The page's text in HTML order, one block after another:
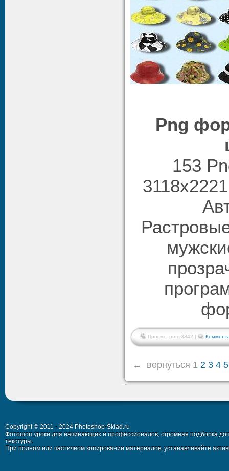
Png
153
Просмотров: 3342 |
← вернуться 1 2 3 4 5
Copyright © 2011 - 2024 Photoshop-Sklad.ru
Фотошоп уроки для начинающих и профессионалов, огромная подборка
текстуры.
При полном или частичном копировании материалов, устанавливайте